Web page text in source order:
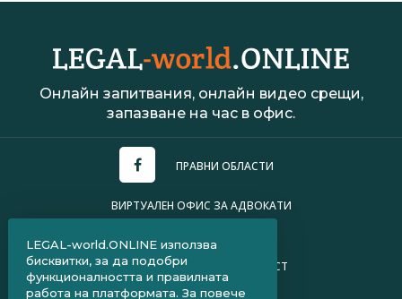
Онлайн запитвания, онлайн видео срещи,
запазване на час в офис.
ПРАВНИ ОБЛАСТИ
ВИРТУАЛЕН ОФИС ЗА АДВОКАТИ
ПОЛИТИКА ЗА ПОВЕРИТЕЛНОСТ
LEGAL-world.ONLINE използва
бисквитки, за да подобри
функционалността и правилната
работа на платформата. За повече